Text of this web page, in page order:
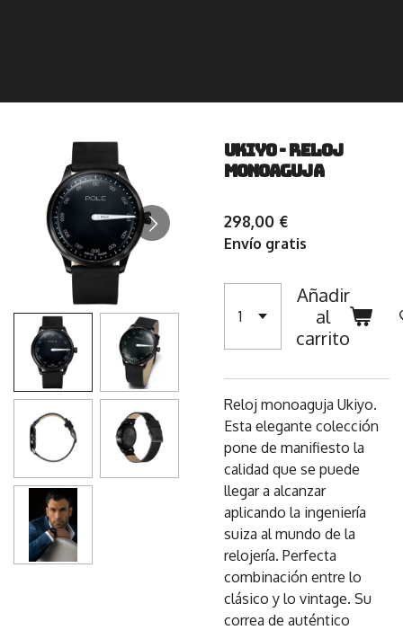
UKIYO - Reloj
Monoaguja
298,00 €
Envío gratis
Añadir
al
carrito
Reloj monoaguja Ukiyo.
Esta elegante colección
pone de manifiesto la
calidad que se puede
llegar a alcanzar
aplicando la ingeniería
suiza al mundo de la
relojería. Perfecta
combinación entre lo
clásico y lo vintage. Su
correa de auténtico